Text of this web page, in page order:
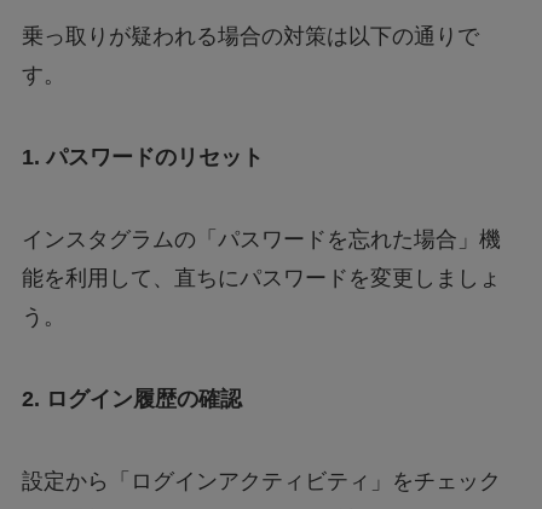
乗っ取りが疑われる場合の対策は以下の通りで
す。
1. パスワードのリセット
インスタグラムの「パスワードを忘れた場合」機
能を利用して、直ちにパスワードを変更しましょ
う。
2. ログイン履歴の確認
設定から「ログインアクティビティ」をチェック